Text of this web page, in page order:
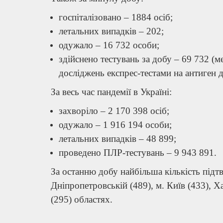
госпіталізовано – 1884 осіб;
летальних випадків – 202;
одужало – 16 732 особи;
здійснено тестувань за добу – 69
досліджень експрес-тестами на
За весь час пандемії в Україні:
захворіло – 2 170 398 осіб;
одужало – 1 916 194 особи;
летальних випадків – 48 899;
проведено ПЛР-тестувань – 9 943 891.
За останню добу найбільша кількість
Дніпропетровській (489), м. Київ (433),
(295) областях.